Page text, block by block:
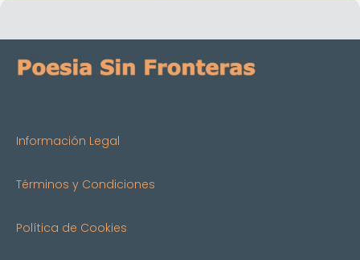
Información Legal
Términos y Condiciones
Política de Cookies